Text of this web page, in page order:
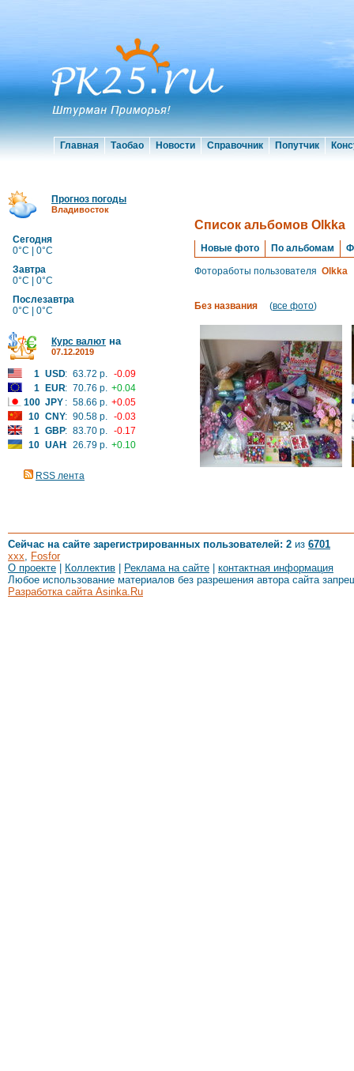
Главная Таобао Новости Справочник Попутчик
Прогноз погоды
Владивосток
Сегодня
0°C | 0°C
Завтра
0°C | 0°C
Послезавтра
0°C | 0°C
Курс валют на
07.12.2019
1 USD: 63.72 р. -0.09
1
EUR: 70.76 р. +0.04
100 JPY : 58.66 р. +0.05
10 CNY: 90.58 р. -0.03
1 GBP: 83.70 р. -0.17
10 UAH: 26.79 р. +0.10
RSS лента
Список альбомов Olkka
Новые фото По альбомам
Фотоработы пользователя Olkka
Без названия (все фото)
Сейчас на сайте зарегистрированных пользователей: 2 из 6701
xxx, Fosfor
О проекте
Коллектив Реклама на сайте
контактная информация
Любое использование материалов без разрешения автора сайта
Разработка сайта Asinka.Ru